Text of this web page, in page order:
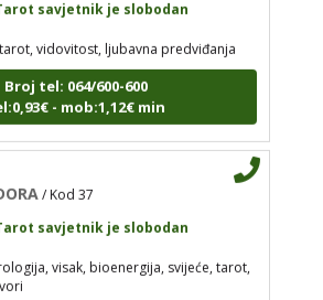
Broj tel: 064/600-600
- mob:1,12€ min
DORA / Kod 37
Tarot savjetnik je slobodan
visak, bioenergija, svijeće,
razgovori
vidovitost, ljubavna predviđanja
Broj tel: 064/600-600
- mob:1,12€ min
savjetnik je slobodan
visak, bioenergija, svijeće, tarot,
Broj tel: 064/600-600